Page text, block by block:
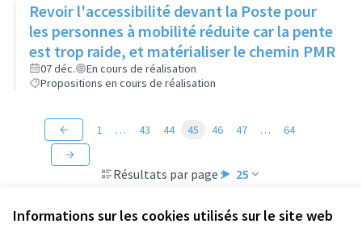
Informations sur les cookies utilisés sur le site web
Revoir l'accessibilité devant la Poste pour
les personnes à mobilité réduite car la pente
est trop raide, et matérialiser le chemin PMR
07 déc.
En cours de réalisation
Propositions en cours de réalisation
Résultats par page : 25
1 … 43 44 45 46 47 … 64